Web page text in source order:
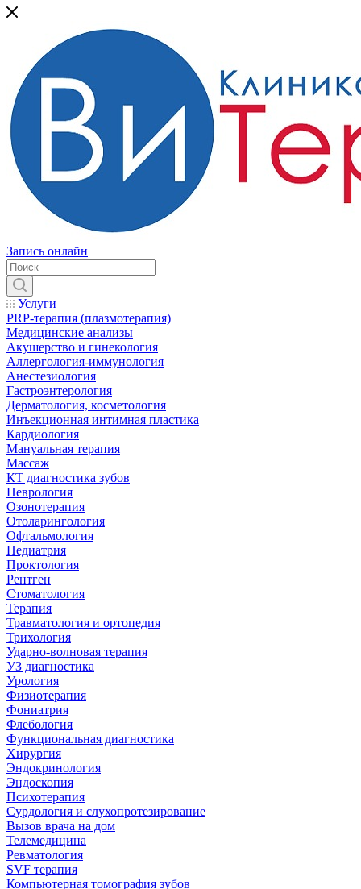
Запись онлайн
Услуги
PRP-терапия (плазмотерапия)
Медицинские анализы
Акушерство и гинекология
Аллергология-иммунология
Анестезиология
Гастроэнтерология
Дерматология, косметология
Инъекционная интимная пластика
Кардиология
Мануальная терапия
Массаж
КТ диагностика зубов
Неврология
Озонотерапия
Отоларингология
Офтальмология
Педиатрия
Проктология
Рентген
Стоматология
Терапия
Травматология и ортопедия
Трихология
Ударно-волновая терапия
УЗ диагностика
Урология
Физиотерапия
Фониатрия
Флебология
Функциональная диагностика
Хирургия
Эндокринология
Эндоскопия
Психотерапия
Сурдология и слухопротезирование
Вызов врача на дом
Телемедицина
Ревматология
SVF терапия
Компьютерная томография зубов